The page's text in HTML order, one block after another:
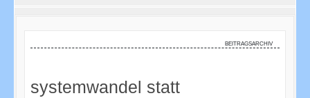
beitragsarchiv
systemwandel statt